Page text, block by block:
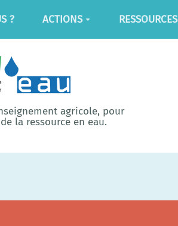
? ACTIONS RESSOURCES
agricole, pour
la ressource en eau.